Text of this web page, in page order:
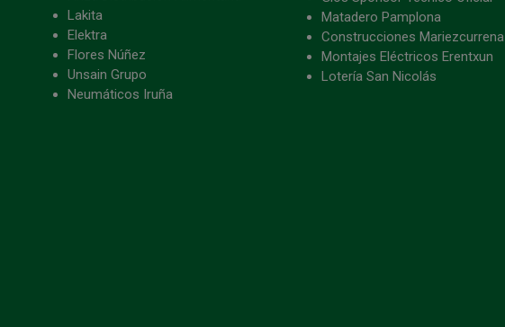
Lakita
Elektra
Flores Núñez
Unsain Grupo
Neumáticos Iruña
Matadero Pamplona
Construcciones Mariezcurrena
Montajes Eléctricos Erentxun
Lotería San Nicolás